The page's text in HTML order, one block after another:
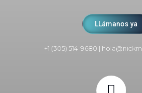
LLámanos ya
+1 (305) 514-9680 |